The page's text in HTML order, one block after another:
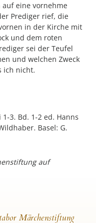
auf eine vornehme
Prediger rief, die
in der Kirche mit
und dem roten
sei der Teufel
und welchen Zweck
ich nicht.
3. Bd. 1-2 ed. Hanns
Basel: G.
auf
Märchenstiftung